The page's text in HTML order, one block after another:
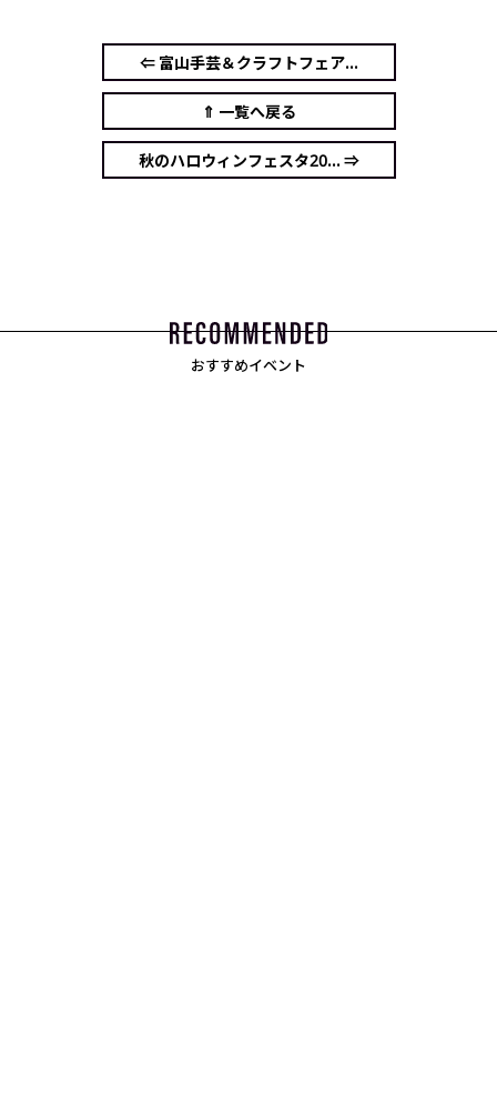
⇐ 富山手芸＆クラフトフェア...
⇑ 一覧へ戻る
秋のハロウィンフェスタ20... ⇒
おすすめイベント